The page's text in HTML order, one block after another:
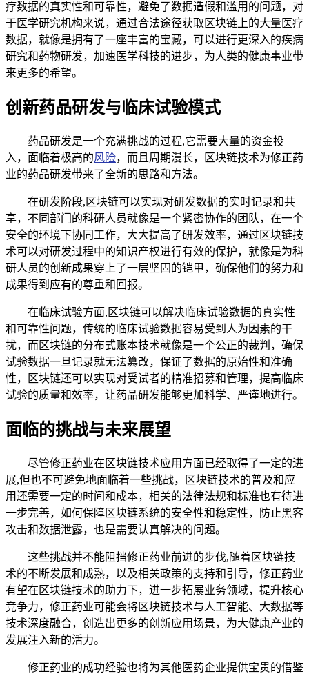
疗数据的真实性和可靠性，避免了数据造假和滥用的问题，对
于医学研究机构来说，通过合法途径获取区块链上的大量医疗
数据，就像是拥有了一座丰富的宝藏，可以进行更深入的疾病
研究和药物研发，加速医学科技的进步，为人类的健康事业带
来更多的希望。
创新药品研发与临床试验模式
药品研发是一个充满挑战的过程,它需要大量的资金投
入，面临着极高的风险，而且周期漫长，区块链技术为修正药
业的药品研发带来了全新的思路和方法。
在研发阶段,区块链可以实现对研发数据的实时记录和共
享，不同部门的科研人员就像是一个紧密协作的团队，在一个
安全的环境下协同工作，大大提高了研发效率，通过区块链技
术可以对研发过程中的知识产权进行有效的保护，就像是为科
研人员的创新成果穿上了一层坚固的铠甲，确保他们的努力和
成果得到应有的尊重和回报。
在临床试验方面,区块链可以解决临床试验数据的真实性
和可靠性问题，传统的临床试验数据容易受到人为因素的干
扰，而区块链的分布式账本技术就像是一个公正的裁判，确保
试验数据一旦记录就无法篡改，保证了数据的原始性和准确
性，区块链还可以实现对受试者的精准招募和管理，提高临床
试验的质量和效率，让药品研发能够更加科学、严谨地进行。
面临的挑战与未来展望
尽管修正药业在区块链技术应用方面已经取得了一定的进
展,但也不可避免地面临着一些挑战，区块链技术的普及和应
用还需要一定的时间和成本，相关的法律法规和标准也有待进
一步完善，如何保障区块链系统的安全性和稳定性，防止黑客
攻击和数据泄露，也是需要认真解决的问题。
这些挑战并不能阻挡修正药业前进的步伐,随着区块链技
术的不断发展和成熟，以及相关政策的支持和引导，修正药业
有望在区块链技术的助力下，进一步拓展业务领域，提升核心
竞争力，修正药业可能会将区块链技术与人工智能、大数据等
技术深度融合，创造出更多的创新应用场景，为大健康产业的
发展注入新的活力。
修正药业的成功经验也将为其他医药企业提供宝贵的借鉴